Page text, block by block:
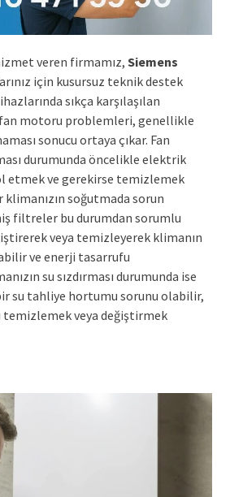
veren firmamız,Siemens
için kusursuz teknik destek
sıkça karşılaşılan
motoru problemleri, genellikle
sonucu ortaya çıkar. Fan
durumunda öncelikle elektrik
etmek ve gerekirse temizlemek
soğutmada sorun
filtreler bu durumdan sorumlu
veya temizleyerek klimanın
ve enerji tasarrufu
su sızdırması durumunda ise
su tahliye hortumu sorunu olabilir,
veya değiştirmek